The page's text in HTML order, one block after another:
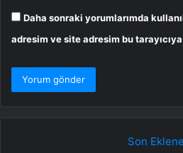
Daha sonraki yorumlarımda
adresim ve site adresim bu
Son